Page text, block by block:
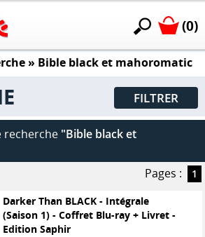
(0)
» Bible black et mahoromatic
FILTRER
recherche "Bible black et
Pages :
1
Darker Than BLACK - Intégrale
(Saison 1) - Coffret Blu-ray + Livret -
Edition Saphir